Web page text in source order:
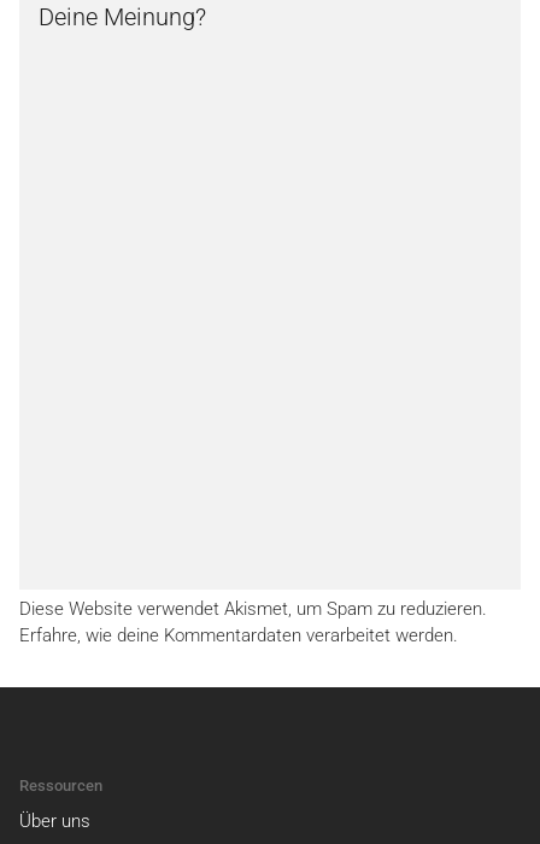
Deine Meinung?
Diese Website verwendet Akismet, um Spam zu reduzieren.
Erfahre, wie deine Kommentardaten verarbeitet werden.
Ressourcen
Über uns